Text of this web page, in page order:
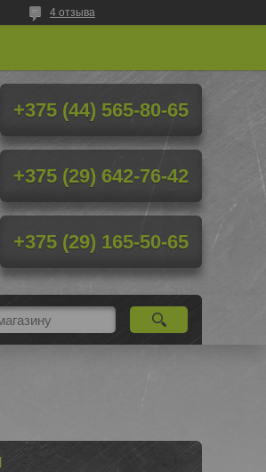
4 отзыва
+375 (44) 565-80-65
+375 (29) 642-76-42
+375 (29) 165-50-65